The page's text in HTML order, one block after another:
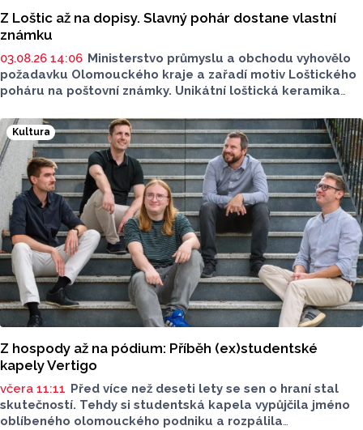
Z Loštic až na dopisy. Slavný pohár dostane vlastní
známku
03.08.26 14:06 Ministerstvo průmyslu a obchodu vyhovělo
požadavku Olomouckého kraje a zařadí motiv Loštického
poháru na poštovní známky. Unikátní loštická keramika
konce 14. zhruba do poloviny 16. století.
Kultura
Z hospody až na pódium: Příběh (ex)studentské
kapely Vertigo
včera 11:11 Před více než deseti lety se sen o hraní stal
skutečností. Tehdy si studentská kapela vypůjčila jméno
oblíbeného olomouckého podniku a rozpálila